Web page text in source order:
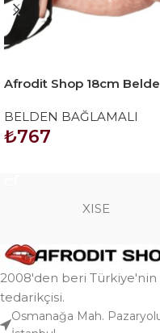
Afrodit Shop 18cm
Penis
BELDEN BAĞLAMALI
₺767
XISE
2008'den beri Türkiye'nin
tedarikçisi.
Osmanağa Mah.